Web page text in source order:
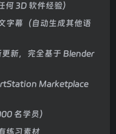
何 3D 软件经验）
字幕（自动生成其他语
更新，完全基于 Blender
Marketplace
名学员）
练习素材